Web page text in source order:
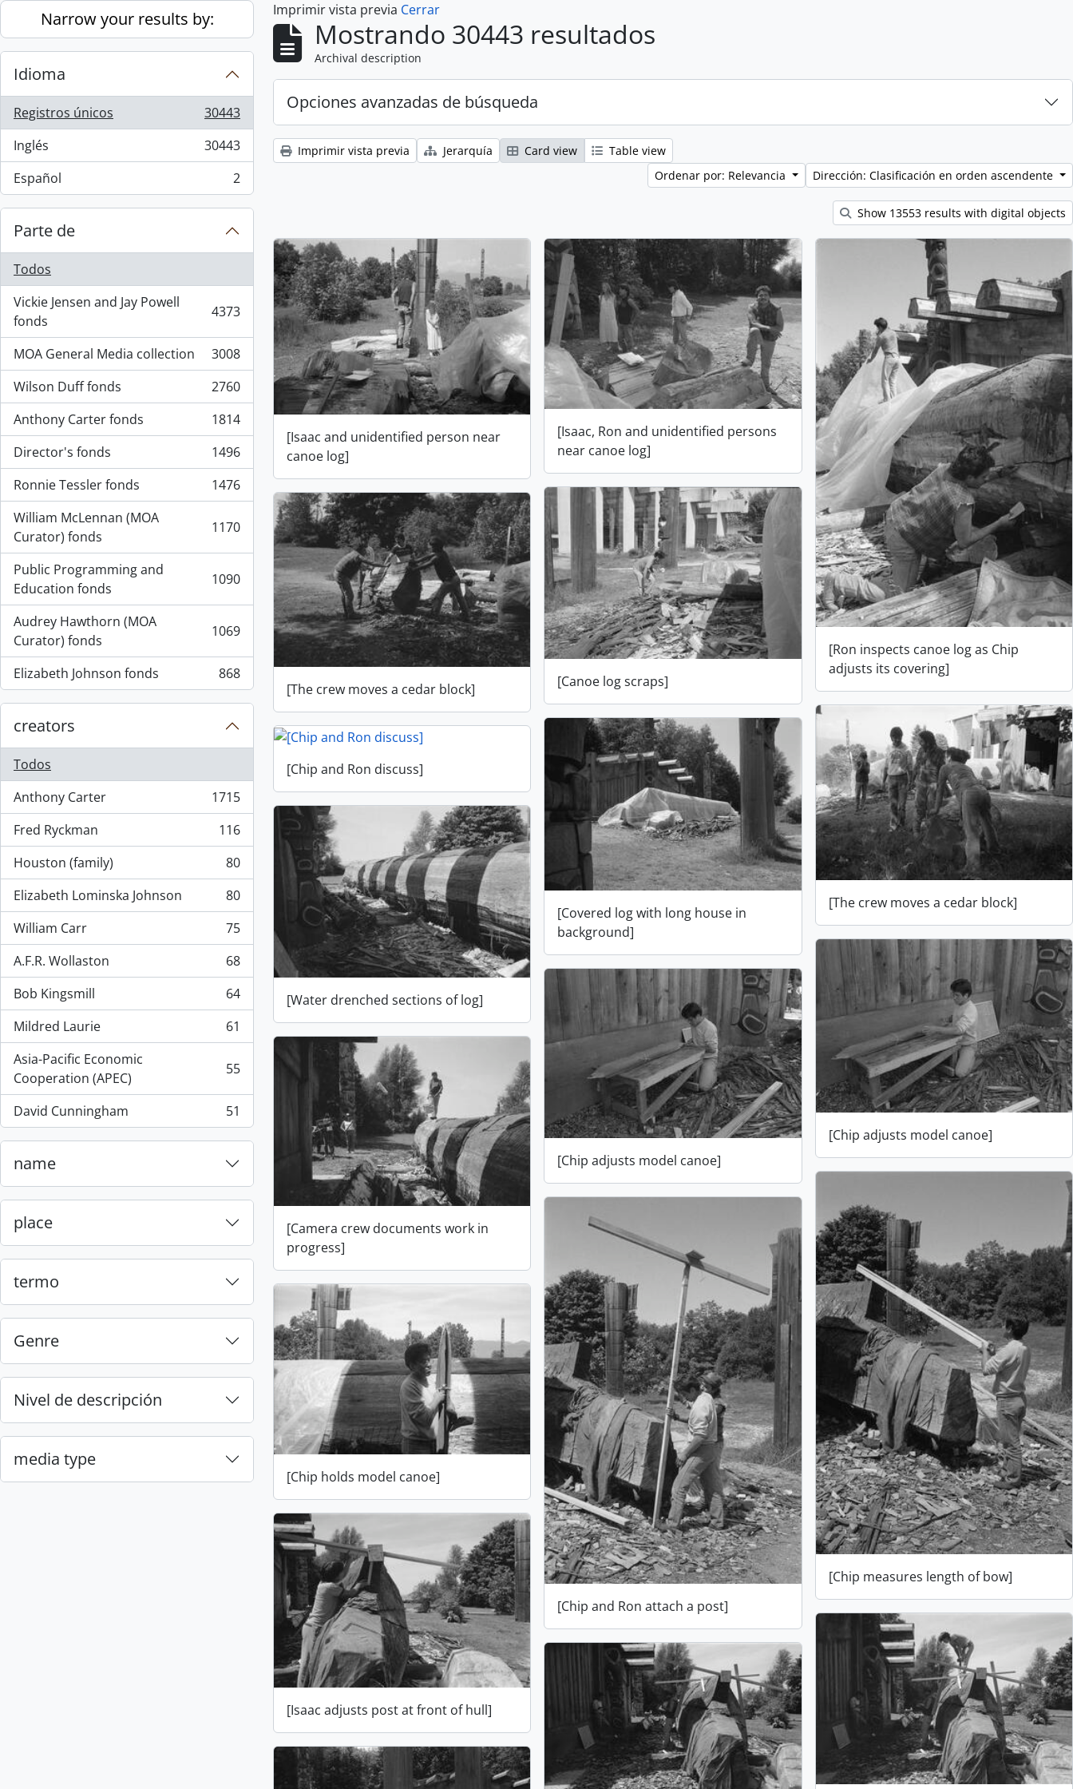
Skip to main content
Narrow your results by:
Idioma
Registros únicos
, 30443 resultados
30443
Inglés
, 30443 resultados
30443
Español
, 2 resultados 2
Parte de
Todos
Vickie Jensen and Jay Powell
fonds
, 4373 resultados 4373
MOA General Media collection
, 3008 resultados
3008
Wilson Duff fonds
, 2760 resultados
2760
Anthony Carter fonds
, 1814 resultados
1814
Director's fonds
, 1496 resultados
1496
Ronnie Tessler fonds
, 1476 resultados
1476
William McLennan (MOA
Curator) fonds
, 1170 resultados 1170
Public Programming and
Education fonds
, 1090 resultados 1090
Audrey Hawthorn (MOA
Curator) fonds
, 1069 resultados 1069
Elizabeth Johnson fonds
, 868 resultados 868
creators
Todos
Anthony Carter
, 1715 resultados
1715
Fred Ryckman
, 116 resultados
116
Houston (family)
, 80 resultados
80
Elizabeth Lominska Johnson
, 80 resultados
80
William Carr
, 75 resultados
75
A.F.R. Wollaston
, 68 resultados
68
Bob Kingsmill
, 64 resultados
64
Mildred Laurie
, 61 resultados
61
Asia-Pacific Economic
Cooperation (APEC)
, 55 resultados 55
David Cunningham
, 51 resultados 51
name
place
termo
Genre
Nivel de descripción
media type
Imprimir vista previa Cerrar
Mostrando 30443 resultados
Archival description
Opciones avanzadas de búsqueda
Imprimir vista previa Jerarquía Card view
Table view
Ordenar por: Relevancia
Dirección: Clasificación en orden ascendente
Show 13553 results with digital objects
[Isaac and unidentified person near
canoe log]
[Isaac, Ron and unidentified persons
near canoe log]
[Ron inspects canoe log as Chip
adjusts its covering]
[Canoe log scraps]
[The crew moves a cedar block]
[The crew moves a cedar block]
[Covered log with long house in
background]
[Chip and Ron discuss]
[Water drenched sections of log]
[Chip adjusts model canoe]
[Chip adjusts model canoe]
[Camera crew documents work in
progress]
[Chip measures length of bow]
[Chip and Ron attach a post]
[Chip holds model canoe]
[Isaac adjusts post at front of hull]